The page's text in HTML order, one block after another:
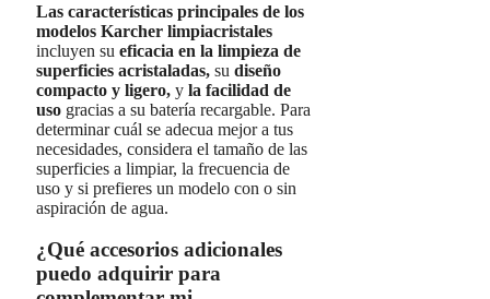
Las características principales de los
modelos Karcher limpiacristales
incluyen su eficacia en la limpieza de
superficies acristaladas, su diseño
compacto y ligero, y la facilidad de
uso gracias a su batería recargable. Para
determinar cuál se adecua mejor a tus
necesidades, considera el tamaño de las
superficies a limpiar, la frecuencia de
uso y si prefieres un modelo con o sin
aspiración de agua.
¿Qué accesorios adicionales
puedo adquirir para